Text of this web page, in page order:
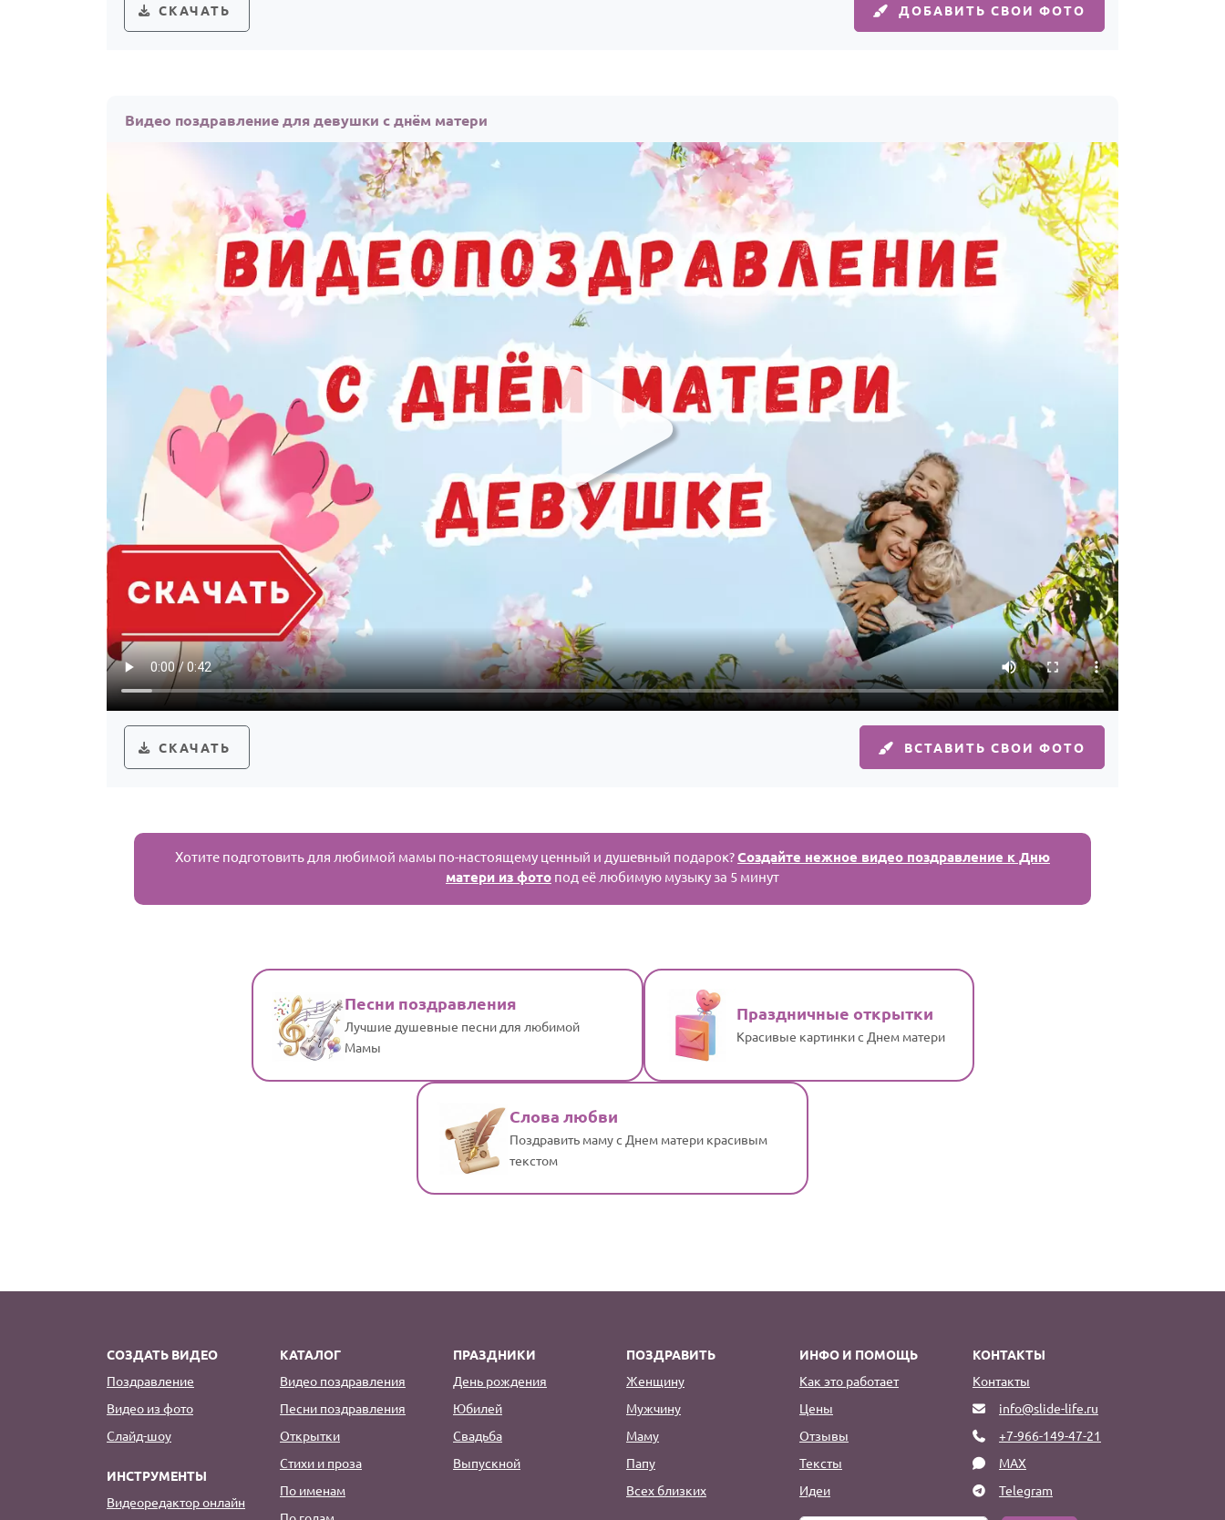
СКАЧАТЬ ДОБАВИТЬ СВОИ ФОТО
Видео поздравление для девушки с днём матери
СКАЧАТЬ ВСТАВИТЬ СВОИ ФОТО
Хотите подготовить для любимой мамы по-настоящему ценный и душевный подарок?Создайте нежное видео поздравление к Дню
матери из фото под её любимую музыку за 5 минут
Песни поздравления
Лучшие душевные песни для любимой
Мамы
Праздничные открытки
Красивые картинки с Днем матери
Слова любви
Поздравить маму с Днем матери красивым
текстом
СОЗДАТЬ ВИДЕО
Поздравление
Видео из фото
Слайд-шоу
ИНСТРУМЕНТЫ
Видеоредактор онлайн
КАТАЛОГ
Видео поздравления
Песни поздравления
Открытки
Стихи и проза
По именам
ПРАЗДНИКИ
День рождения
Юбилей
Свадьба
Выпускной
ПОЗДРАВИТЬ
Женщину
Мужчину
Маму
Папу
Всех близких
ИНФО И ПОМОЩЬ
Как это работает
Цены
Отзывы
Тексты
Идеи
КОНТАКТЫ
Контакты
info@slide-life.ru
+7-966-149-47-21
MAX
Telegram